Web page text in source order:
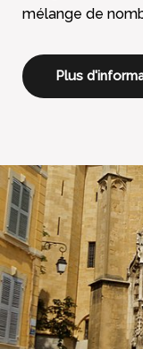
mélange de
Plus